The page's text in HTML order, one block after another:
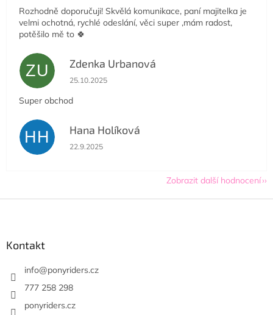
Rozhodně doporučuji! Skvělá komunikace, paní majitelka je
velmi ochotná, rychlé odeslání, věci super ,mám radost,
potěšilo mě to 🍀
ZU Zdenka Urbanová
Hodnocení obchodu je 5 z 5 hvězdiček.
25.10.2025
Super obchod
HH Hana Holíková
Hodnocení obchodu je 5 z 5 hvězdiček.
22.9.2025
Zobrazit další hodnocení
Kontakt
info@ponyriders.cz
777 258 298
ponyriders.cz